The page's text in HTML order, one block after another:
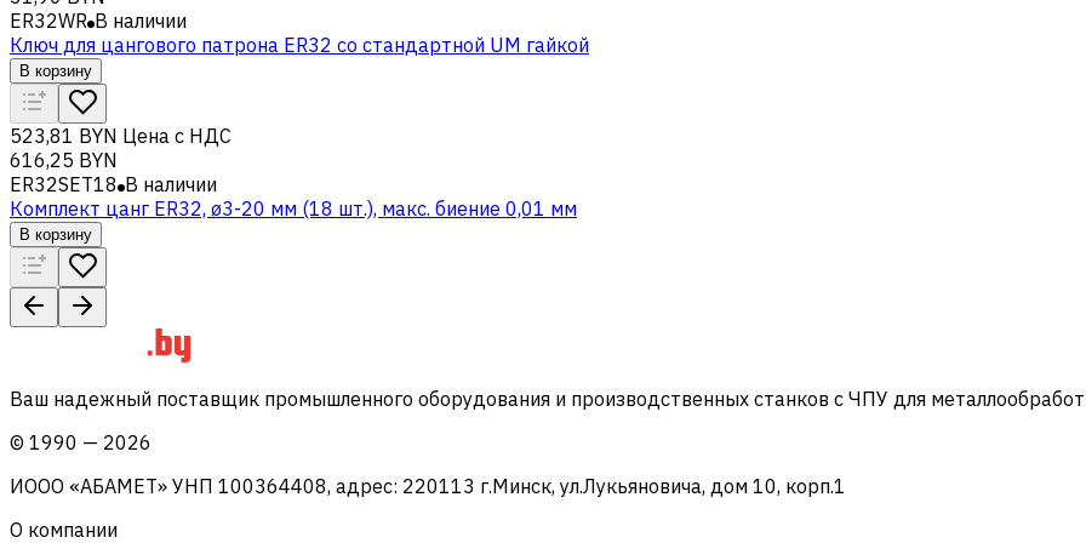
ER32WR В наличии
Ключ для цангового патрона ER32 со стандартной UM гайкой
В корзину
523,81 BYN Цена с НДС
616,25 BYN
ER32SET18 В наличии
Комплект цанг ER32, ø3-20 мм (18 шт.), макс. биение 0,01 мм
В корзину
Ваш надежный поставщик промышленного оборудования и производственных станков с ЧПУ для
© 1990 — 2026
ИООО «АБАМЕТ» УНП 100364408, адрес: 220113 г.Минск, ул.Лукьяновича, дом 10, корп.1
О компании